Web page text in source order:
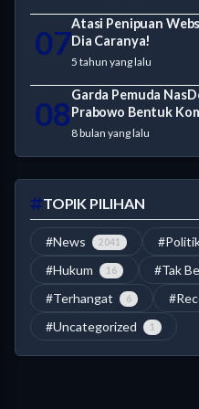
07Atasi Penipuan
Dia Caranya!
5 tahun yang lalu
08Garda Pemuda
Prabowo Bentuk
8 bulan yang lalu
TOPIK PILIHAN
#News 2041
#Hukum 16 #Tak
#Terhangat 6
#Uncategorized 1